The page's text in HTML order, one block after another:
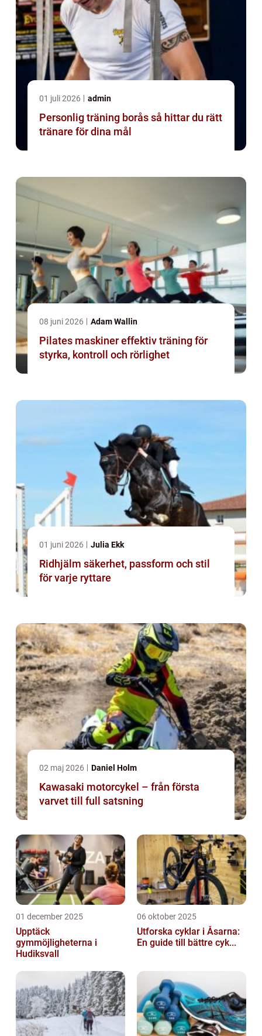
01 juli 2026 admin
Personlig träning borås så hittar du rätt
tränare för dina mål
08 juni 2026 Adam Wallin
Pilates maskiner effektiv träning för
styrka, kontroll och rörlighet
01 juni 2026 Julia Ekk
Ridhjälm säkerhet, passform och stil
för varje ryttare
02 maj 2026 Daniel Holm
Kawasaki motorcykel – från första
varvet till full satsning
01 december 2025
Upptäck
gymmöjligheterna i
Hudiksvall
06 oktober 2025
Utforska cyklar i Åsarna:
En guide till bättre cyk...